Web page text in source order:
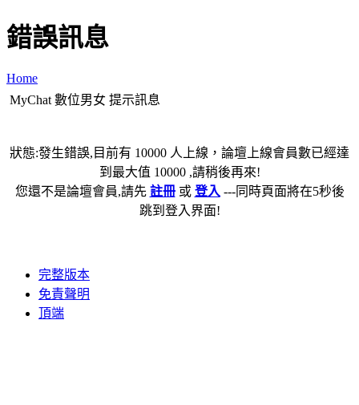
錯誤訊息
Home
MyChat 數位男女 提示訊息
狀態:發生錯誤,目前有 10000 人上線，論壇上線會員數已經達
到最大值 10000 ,請稍後再來!
您還不是論壇會員,請先 註冊或 登入 ---同時頁面將在5秒後
跳到登入界面!
完整版本
免責聲明
頂端